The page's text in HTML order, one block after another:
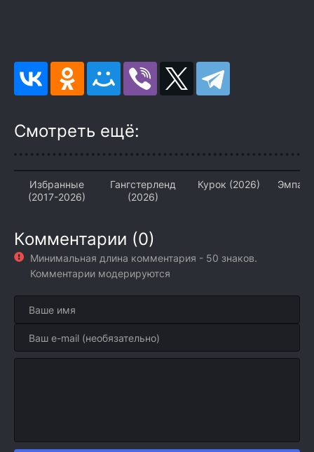
Смотреть ещё:
Избранные
(2017-2026)
Гангстерленд
(2026)
Курок (2026)
Комментарии (0)
Минимальная длина комментария - 50 знаков.
Комментарии модерируются